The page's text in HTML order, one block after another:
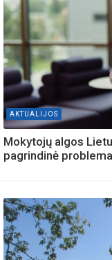
AKTUALIJOS
Mokytojų algos
pagrindinė